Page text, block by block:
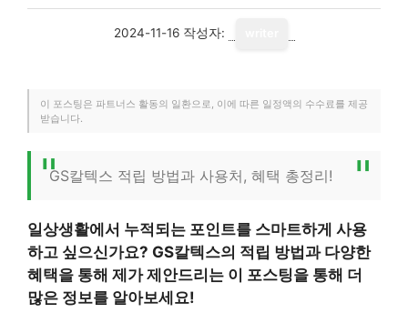
2024-11-16 작성자:
이 포스팅은 파트너스 활동의 일환으로, 이에 따른 일정액의 수수료를 제공
받습니다.
GS칼텍스 적립 방법과 사용처, 혜택 총정리!
일상생활에서 누적되는 포인트를 스마트하게 사용
하고 싶으신가요? GS칼텍스의 적립 방법과 다양한
혜택을 통해 제가 제안드리는 이 포스팅을 통해 더
많은 정보를 알아보세요!